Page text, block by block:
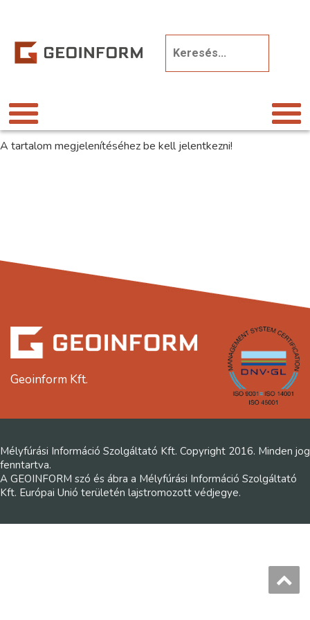
A tartalom megjelenítéséhez be kell jelentkezni!
Geoinform Kft.
Mélyfúrási Információ Szolgáltató Kft. Copyright 2016. Minden jog
fenntartva.
A GEOINFORM szó és ábra a Mélyfúrási Információ Szolgáltató
Kft. Európai Unió területén lajstromozott védjegye.